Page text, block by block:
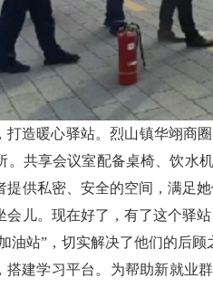
打造暖心驿站。烈山镇华翊商
。共享会议室配备桌椅、饮水
提供私密、安全的空间，满足
会儿。现在好了，有了这个驿
油站”，切实解决了他们的后顾
搭建学习平台。为帮助新就业